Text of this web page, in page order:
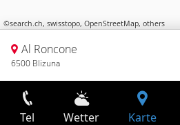
©search.ch, swisstopo, OpenStreetMap, others
Al Roncone
6500 Blizuna
Tel Wetter Karte